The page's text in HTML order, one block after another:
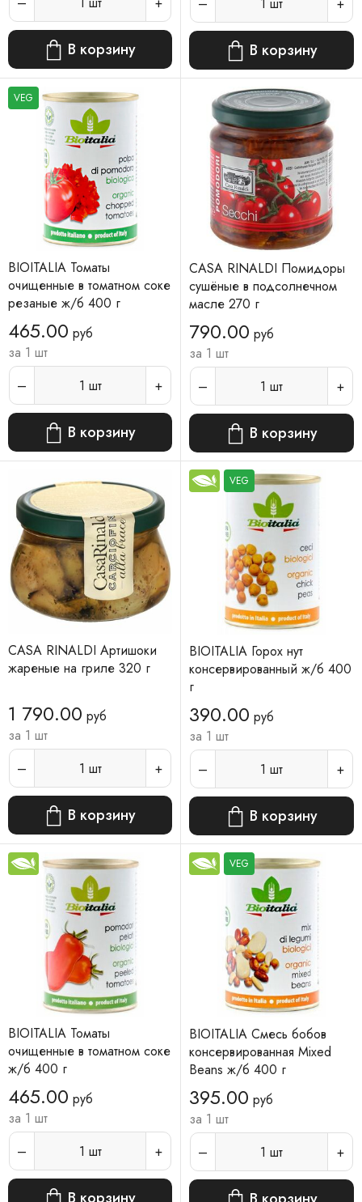
В корзину В корзину
VEG
BIOITALIA Томаты
очищенные в томатном соке
резаные ж/б 400 г
465.00 руб
за 1 шт
1 шт
В корзину
CASA RINALDI Помидоры
сушёные в подсолнечном
масле 270 г
790.00 руб
за 1 шт
1 шт
В корзину
CASA RINALDI Артишоки
жареные на гриле 320 г
1 790.00 руб
за 1 шт
1 шт
В корзину
VEG
BIOITALIA Горох нут
консервированный ж/б 400
г
390.00 руб
за 1 шт
1 шт
В корзину
BIOITALIA Томаты
очищенные в томатном соке
ж/б 400 г
465.00 руб
за 1 шт
1 шт
В корзину
VEG
BIOITALIA Смесь бобов
консервированная Mixed
Beans ж/б 400 г
395.00 руб
за 1 шт
1 шт